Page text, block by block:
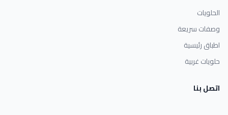
الحلويات
وصفات سريعة
اطباق رئيسية
حلويات غربية
اتصل بنا